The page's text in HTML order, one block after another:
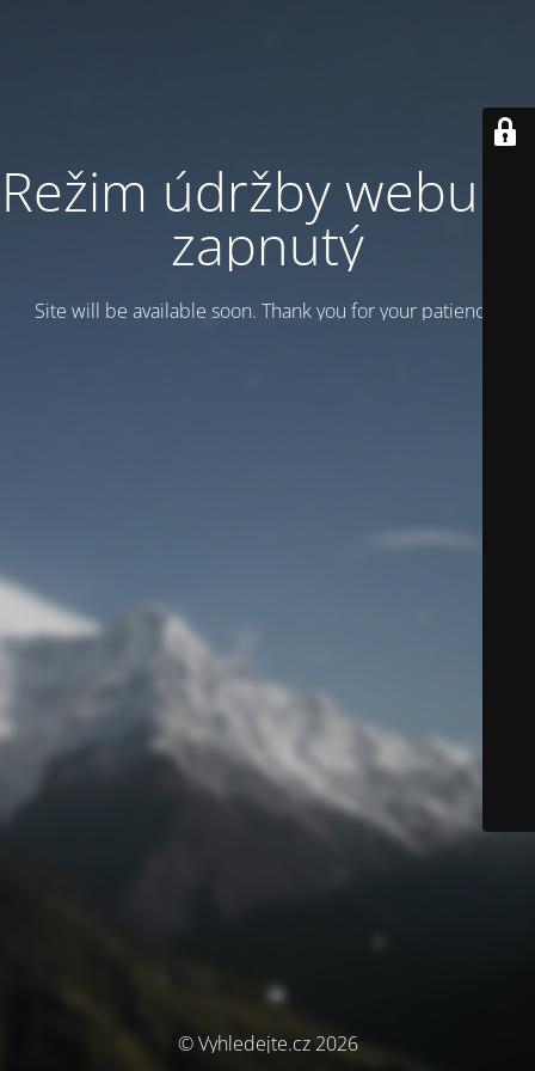
Režim údržby webu je
zapnutý
Site will be available soon. Thank you for your patience!
© Vyhledejte.cz 2026